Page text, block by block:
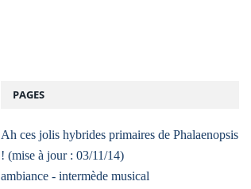
PAGES
Ah ces jolis hybrides primaires de Phalaenopsis
! (mise à jour : 03/11/14)
ambiance - intermède musical